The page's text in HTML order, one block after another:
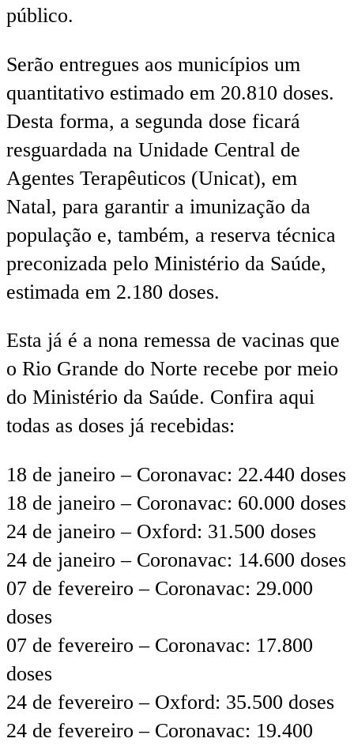
público.
Serão entregues aos municípios um
quantitativo estimado em 20.810 doses.
Desta forma, a segunda dose ficará
resguardada na Unidade Central de
Agentes Terapêuticos (Unicat), em
Natal, para garantir a imunização da
população e, também, a reserva técnica
preconizada pelo Ministério da Saúde,
estimada em 2.180 doses.
Esta já é a nona remessa de vacinas que
o Rio Grande do Norte recebe por meio
do Ministério da Saúde. Confira aqui
todas as doses já recebidas:
18 de janeiro – Coronavac: 22.440 doses
18 de janeiro – Coronavac: 60.000 doses
24 de janeiro – Oxford: 31.500 doses
24 de janeiro – Coronavac: 14.600 doses
07 de fevereiro – Coronavac: 29.000
doses
07 de fevereiro – Coronavac: 17.800
doses
24 de fevereiro – Oxford: 35.500 doses
24 de fevereiro – Coronavac: 19.400